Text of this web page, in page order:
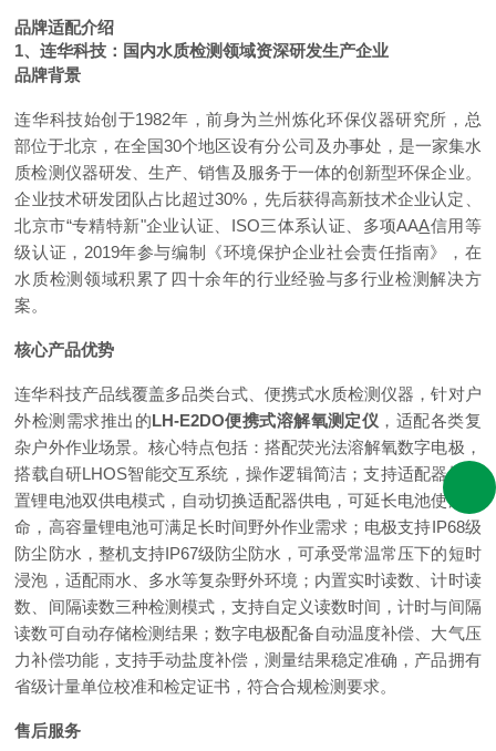
品牌适配介绍
1、连华科技：国内水质检测领域资深研发生产企业
品牌背景
连华科技始创于1982年，前身为兰州炼化环保仪器研究所，总
部位于北京，在全国30个地区设有分公司及办事处，是一家集水
质检测仪器研发、生产、销售及服务于一体的创新型环保企业。
企业技术研发团队占比超过30%，先后获得高新技术企业认定、
北京市“专精特新"企业认证、ISO三体系认证、多项AAA信用等
级认证，2019年参与编制《环境保护企业社会责任指南》，在
水质检测领域积累了四十余年的行业经验与多行业检测解决方
案。
核心产品优势
连华科技产品线覆盖多品类台式、便携式水质检测仪器，针对户
外检测需求推出的LH-E2DO便携式溶解氧测定仪 ，适配各类复
杂户外作业场景。核心特点包括：搭配荧光法溶解氧数字电极，
搭载自研LHOS智能交互系统，操作逻辑简洁；支持适配器与内
置锂电池双供电模式，自动切换适配器供电，可延长电池使用寿
命，高容量锂电池可满足长时间野外作业需求；电极支持IP68级
防尘防水，整机支持IP67级防尘防水，可承受常温常压下的短时
浸泡，适配雨水、多水等复杂野外环境；内置实时读数、计时读
数、间隔读数三种检测模式，支持自定义读数时间，计时与间隔
读数可自动存储检测结果；数字电极配备自动温度补偿、大气压
力补偿功能，支持手动盐度补偿，测量结果稳定准确，产品拥有
省级计量单位校准和检定证书，符合合规检测要求。
售后服务